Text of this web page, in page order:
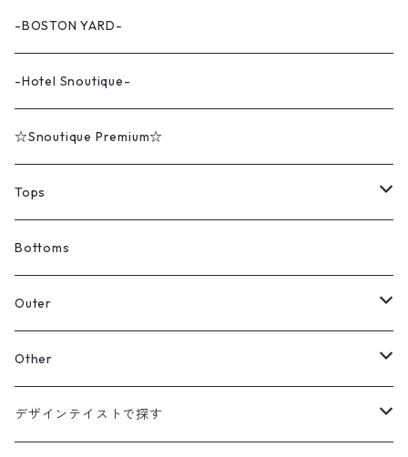
-BOSTON YARD-
-Hotel Snoutique-
☆Snoutique Premium☆
Tops
Tシャツ
スウェット
パーカー
シャツ
Bottoms
Outer
カーディガン
【Original】
ジャケット
Other
帽子
デザインテイストで探す